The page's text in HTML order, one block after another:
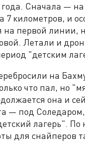
Сначала —
7 километров, и
первой линии,
Летали и
"детским
на
что пал, но
она и
— под
лагерь".
для снайперов